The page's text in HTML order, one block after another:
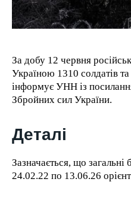
1-
/
За добу 12 червня
Україною 1310 солдатів
інформує УНН із
Збройних сил України.
Деталі
Зазначається, що загальні
24.02.22 по 13.06.26